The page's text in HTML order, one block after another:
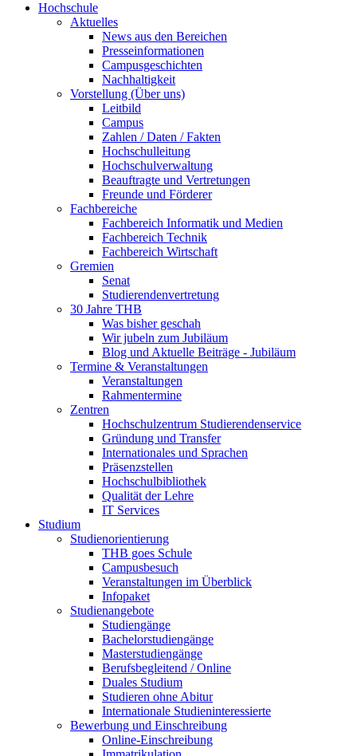
Hochschule
Aktuelles
News aus den Bereichen
Presseinformationen
Campusgeschichten
Nachhaltigkeit
Vorstellung (Über uns)
Leitbild
Campus
Zahlen / Daten / Fakten
Hochschulleitung
Hochschulverwaltung
Beauftragte und Vertretungen
Freunde und Förderer
Fachbereiche
Fachbereich Informatik und Medien
Fachbereich Technik
Fachbereich Wirtschaft
Gremien
Senat
Studierendenvertretung
30 Jahre THB
Was bisher geschah
Wir jubeln zum Jubiläum
Blog und Aktuelle Beiträge - Jubiläum
Termine & Veranstaltungen
Veranstaltungen
Rahmentermine
Zentren
Hochschulzentrum Studierendenservice
Gründung und Transfer
Internationales und Sprachen
Präsenzstellen
Hochschulbibliothek
Qualität der Lehre
IT Services
Studium
Studienorientierung
THB goes Schule
Campusbesuch
Veranstaltungen im Überblick
Infopaket
Studienangebote
Studiengänge
Bachelorstudiengänge
Masterstudiengänge
Berufsbegleitend / Online
Duales Studium
Studieren ohne Abitur
Internationale Studieninteressierte
Bewerbung und Einschreibung
Online-Einschreibung